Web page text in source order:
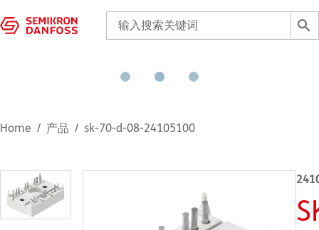
Home 产品 sk-70-d-08-24105100